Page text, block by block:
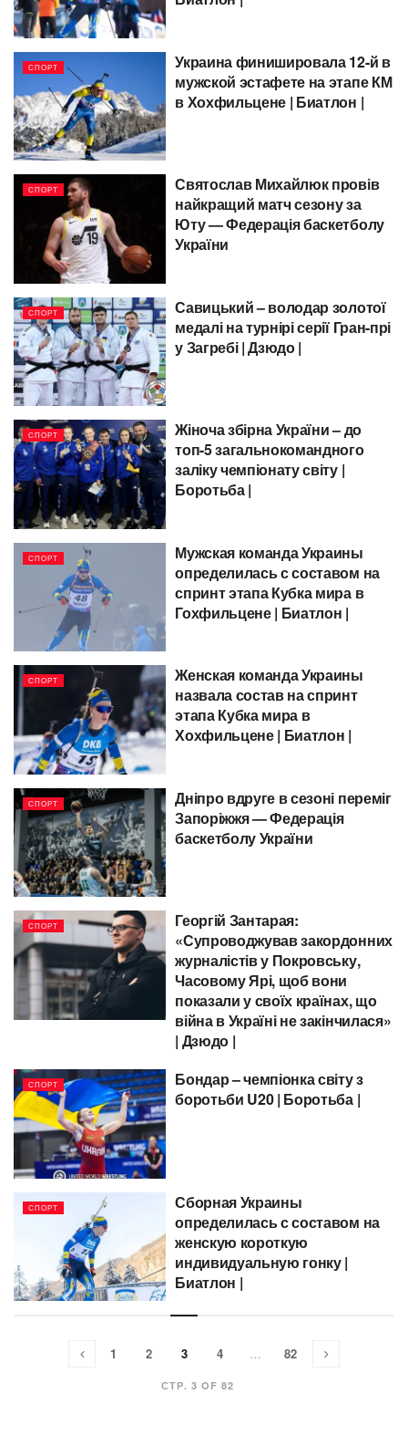
СПОРТ
Украина финишировала 12-й в
мужской эстафете на этапе КМ
в Хохфильцене | Биатлон |
СПОРТ
Святослав Михайлюк провів
найкращий матч сезону за
Юту — Федерація баскетболу
України
СПОРТ
Савицький – володар золотої
медалі на турнірі серії Гран-прі
у Загребі | Дзюдо |
СПОРТ
Жіноча збірна України – до
топ-5 загальнокомандного
заліку чемпіонату світу |
Боротьба |
СПОРТ
Мужская команда Украины
определилась с составом на
спринт этапа Кубка мира в
Гохфильцене | Биатлон |
СПОРТ
Женская команда Украины
назвала состав на спринт
этапа Кубка мира в
Хохфильцене | Биатлон |
СПОРТ
Дніпро вдруге в сезоні переміг
Запоріжжя — Федерація
баскетболу України
СПОРТ
Георгій Зантарая:
«Супроводжував закордонних
журналістів у Покровську,
Часовому Ярі, щоб вони
показали у своїх країнах, що
війна в Україні не закінчилася»
| Дзюдо |
СПОРТ
Бондар – чемпіонка світу з
боротьби U20 | Боротьба |
СПОРТ
Сборная Украины
определилась с составом на
женскую короткую
индивидуальную гонку |
Биатлон |
СТР. 3 OF 82
1 2 3 4 … 82